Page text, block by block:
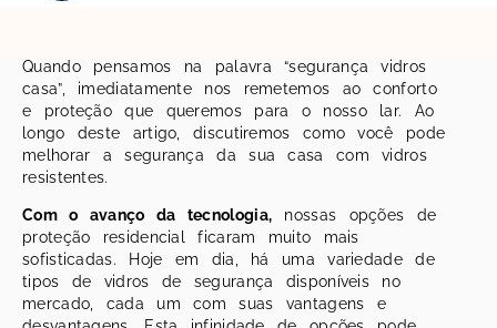
Quando pensamos na palavra “segurança vidros
casa”, imediatamente nos remetemos ao conforto
e proteção que queremos para o nosso lar. Ao
longo deste artigo, discutiremos como você pode
melhorar a segurança da sua casa com vidros
resistentes.
Com o avanço da tecnologia, nossas opções de
proteção residencial ficaram muito mais
sofisticadas. Hoje em dia, há uma variedade de
tipos de vidros de segurança disponíveis no
mercado, cada um com suas vantagens e